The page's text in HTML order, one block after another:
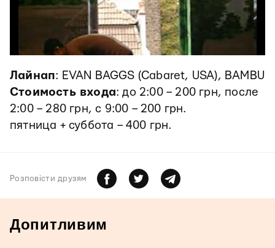
Лайнап: EVAN BAGGS (Cabaret, USA), BAMBU
Стоимость входа: до 2:00 – 200 грн, после
2:00 – 280 грн, с 9:00 – 200 грн.
пятница + суббота – 400 грн.
Розповiсти друзям
Допитливим